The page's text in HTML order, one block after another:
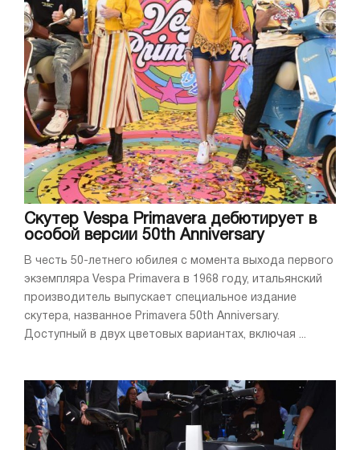
Скутер Vespa Primavera дебютирует в
особой версии 50th Anniversary
В честь 50-летнего юбилея с момента выхода первого
экземпляра Vespa Primavera в 1968 году, итальянский
производитель выпускает специальное издание
скутера, названное Primavera 50th Anniversary.
Доступный в двух цветовых вариантах, включая ...